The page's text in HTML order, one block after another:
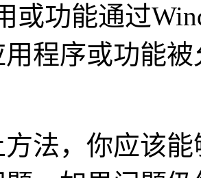
或功能通过
程序或功能
法，你应该